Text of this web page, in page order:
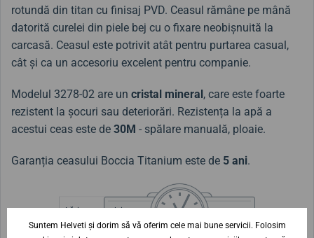
rotundă din titan cu finisaj PVD. Ceasul rămâne pe mână
datorită curelei din piele bej cu o fixare neobișnuită la
carcasă. Ceasul este potrivit atât pentru purtarea casual,
cât și ca un accesoriu excelent pentru companie.
Modelul 3278-02 are un cristal mineral, care este foarte
rezistent la șocuri sau deteriorări. Rezistența la apă a
acestui ceas este de 30M - spălare manuală, ploaie.
Garanția ceasului Boccia Titanium este de 5 ani.
Lățimea curelei
11 mm
Suntem Helveti și dorim să vă oferim cele mai bune servicii. Folosim